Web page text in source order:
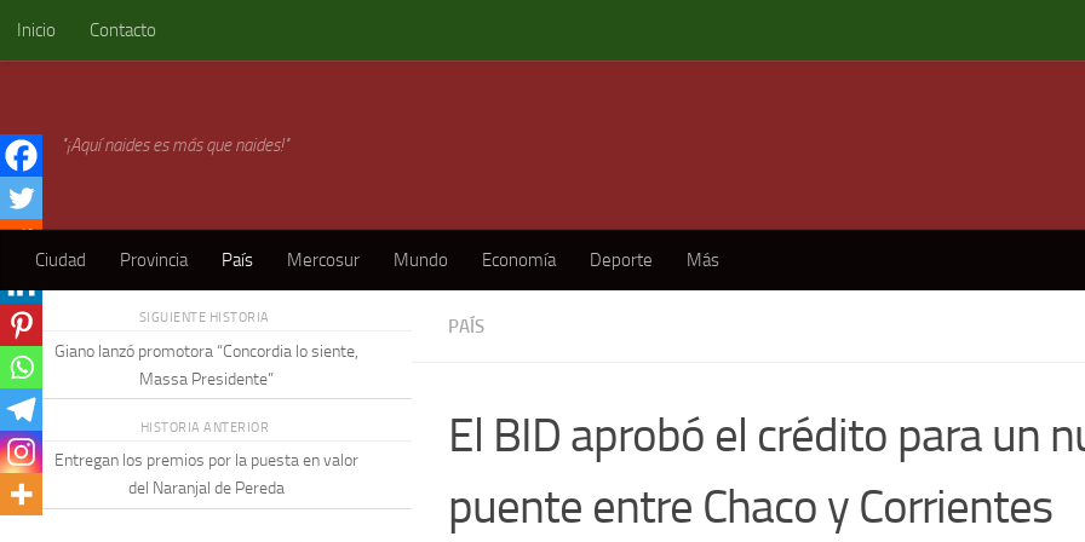
Skip to content
Inicio Contacto
"¡Aquí naides es más que naides!"
Ciudad Provincia País Mercosur Mundo Economía Deporte Más
PAÍS
El BID aprobó el crédito para un
puente entre Chaco y Corrientes
SIGUIENTE HISTORIA
Giano lanzó promotora “Concordia lo siente,
Massa Presidente”
HISTORIA ANTERIOR
Entregan los premios por la puesta en valor
del Naranjal de Pereda